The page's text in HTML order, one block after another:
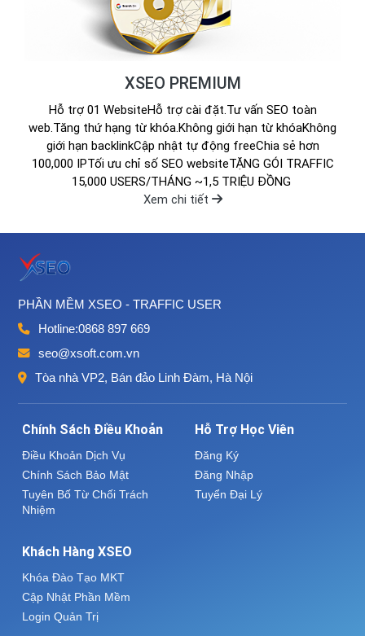
XSEO PREMIUM
Hỗ trợ 01 WebsiteHỗ trợ cài đặt.Tư vấn SEO toàn
web.Tăng thứ hạng từ khóa.Không giới hạn từ khóaKhông
giới hạn backlinkCập nhật tự động freeChia sẻ hơn
100,000 IPTối ưu chỉ số SEO websiteTẶNG GÓI TRAFFIC
15,000 USERS/THÁNG ~1,5 TRIỆU ĐỒNG
Xem chi tiết
PHẦN MỀM XSEO - TRAFFIC USER
Hotline:0868 897 669
seo@xsoft.com.vn
Tòa nhà VP2, Bán đảo Linh Đàm, Hà Nội
Chính Sách Điều Khoản
Điều Khoản Dịch Vụ
Chính Sách Bảo Mật
Tuyên Bố Từ Chối Trách
Nhiệm
Hỗ Trợ Học Viên
Đăng Ký
Đăng Nhập
Tuyển Đại Lý
Khách Hàng XSEO
Khóa Đào Tạo MKT
Cập Nhật Phần Mềm
Login Quản Trị